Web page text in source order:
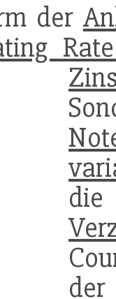
der
die